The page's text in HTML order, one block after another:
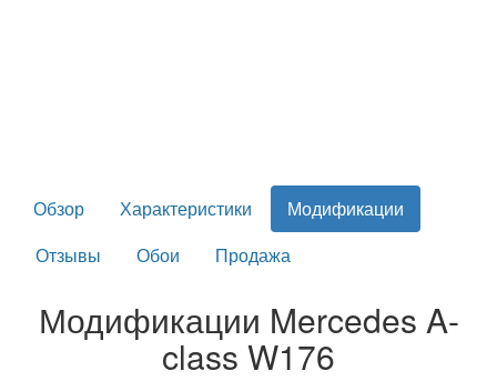
Обзор Характеристики
Модификации
Отзывы
Обои Продажа
Модификации Mercedes A-
class W176